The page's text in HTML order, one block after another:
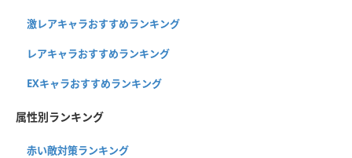
激レアキャラおすすめランキング
レアキャラおすすめランキング
EXキャラおすすめランキング
属性別ランキング
赤い敵対策ランキング